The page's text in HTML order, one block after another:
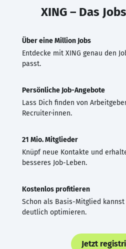
XING – Das
Über eine Million Jobs
Entdecke mit XING genau den
passt.
Persönliche Job-Angebote
Lass Dich finden von
Recruiter·innen.
21 Mio. Mitglieder
Knüpf neue Kontakte und
besseres Job-Leben.
Kostenlos profitieren
Schon als Basis-Mitglied kannst
deutlich optimieren.
Jetzt